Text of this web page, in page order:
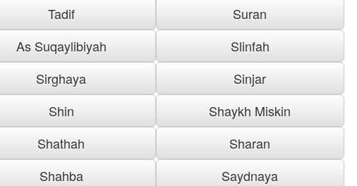
Tadif
Suran
As Suqaylibiyah
Slinfah
Sirghaya
Sinjar
Shin
Shaykh Miskin
Shathah
Sharan
Shahba Saydnaya